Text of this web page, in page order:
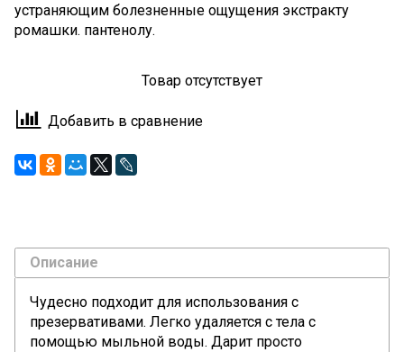
устраняющим болезненные ощущения экстракту
ромашки. пантенолу.
Товар отсутствует
Добавить в сравнение
Описание
Чудесно подходит для использования с
презервативами. Легко удаляется с тела с
помощью мыльной воды. Дарит просто